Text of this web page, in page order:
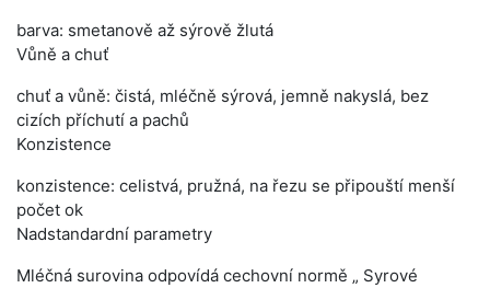
barva: smetanově až sýrově žlutá
Vůně a chuť
chuť a vůně: čistá, mléčně sýrová, jemně nakyslá, bez
cizích příchutí a pachů
Konzistence
konzistence: celistvá, pružná, na řezu se připouští menší
počet ok
Nadstandardní parametry
Mléčná surovina odpovídá cechovní normě „ Syrové